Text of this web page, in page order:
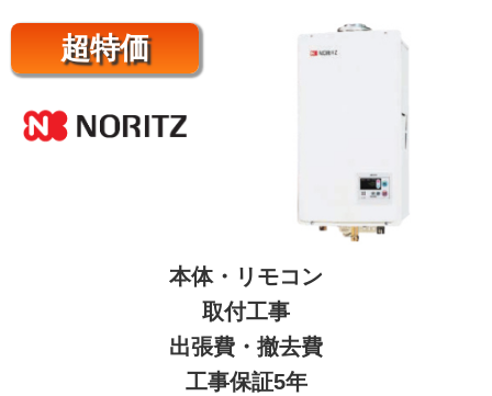
超特価
本体・リモコン
取付工事
出張費・撤去費
工事保証5年